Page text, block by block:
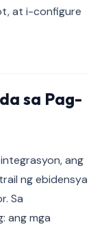
at i-configure
sa Pag-
ang
ng ebidensya
Sa
ang mga